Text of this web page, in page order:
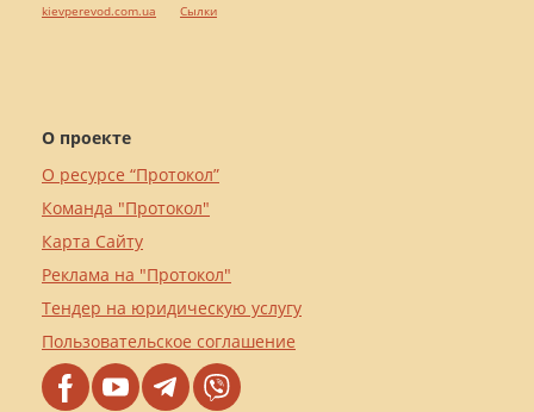
О проекте
О ресурсе “Протокол”
Команда "Протокол"
Карта Сайту
Реклама на "Протокол"
Тендер на юридическую услугу
Пользовательское соглашение
kievperevod.com.ua
Cылки